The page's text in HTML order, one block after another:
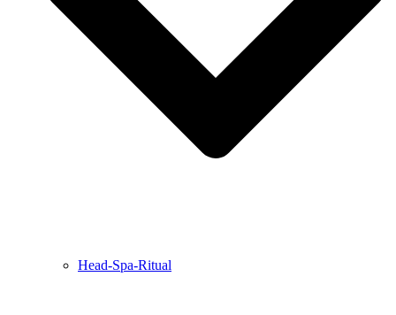
Head-Spa-Ritual